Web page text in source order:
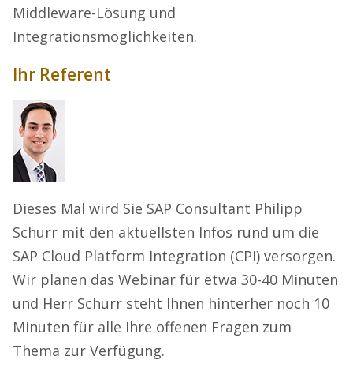
Middleware-Lösung und
Integrationsmöglichkeiten.
Ihr Referent
Dieses Mal wird Sie SAP Consultant Philipp
Schurr mit den aktuellsten Infos rund um die
SAP Cloud Platform Integration (CPI) versorgen.
Wir planen das Webinar für etwa 30-40 Minuten
und Herr Schurr steht Ihnen hinterher noch 10
Minuten für alle Ihre offenen Fragen zum
Thema zur Verfügung.